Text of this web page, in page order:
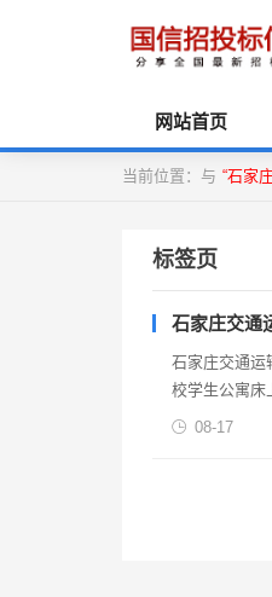
网站首页
当前位置：与 “石家
标签页
石家庄交通
石家庄交通运
校学生公寓床
08-17